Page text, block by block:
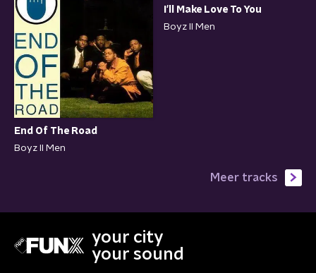
End Of The Road
Boyz II Men
I'll Make Love To You
Boyz II Men
Meer tracks
your city
your sound